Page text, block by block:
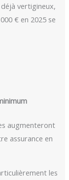
vertigineux,
€ en 2025 se
augmenteront
assurance en
les